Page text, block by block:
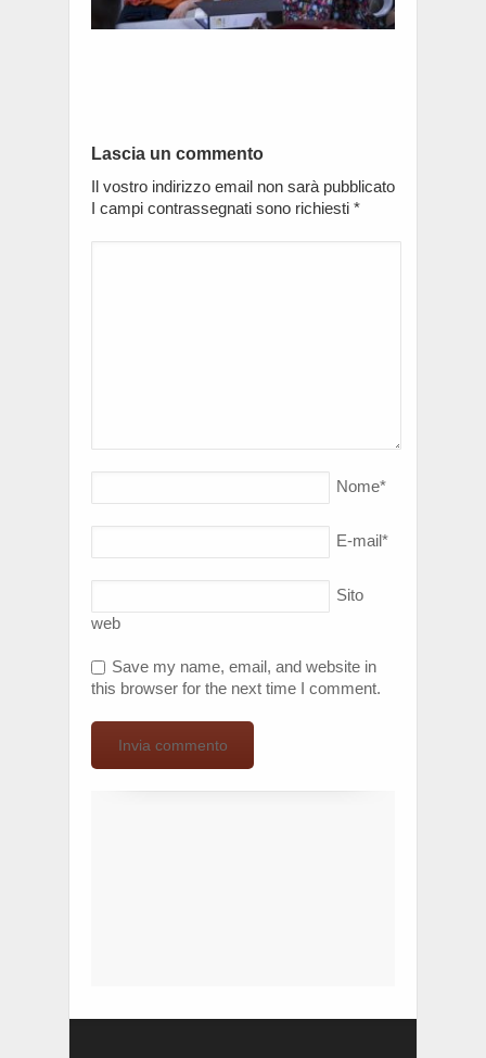
Lascia un commento
Il vostro indirizzo email non sarà pubblicato
I campi contrassegnati sono richiesti *
Nome*
E-mail*
Sito
web
Save my name, email, and website in
this browser for the next time I comment.